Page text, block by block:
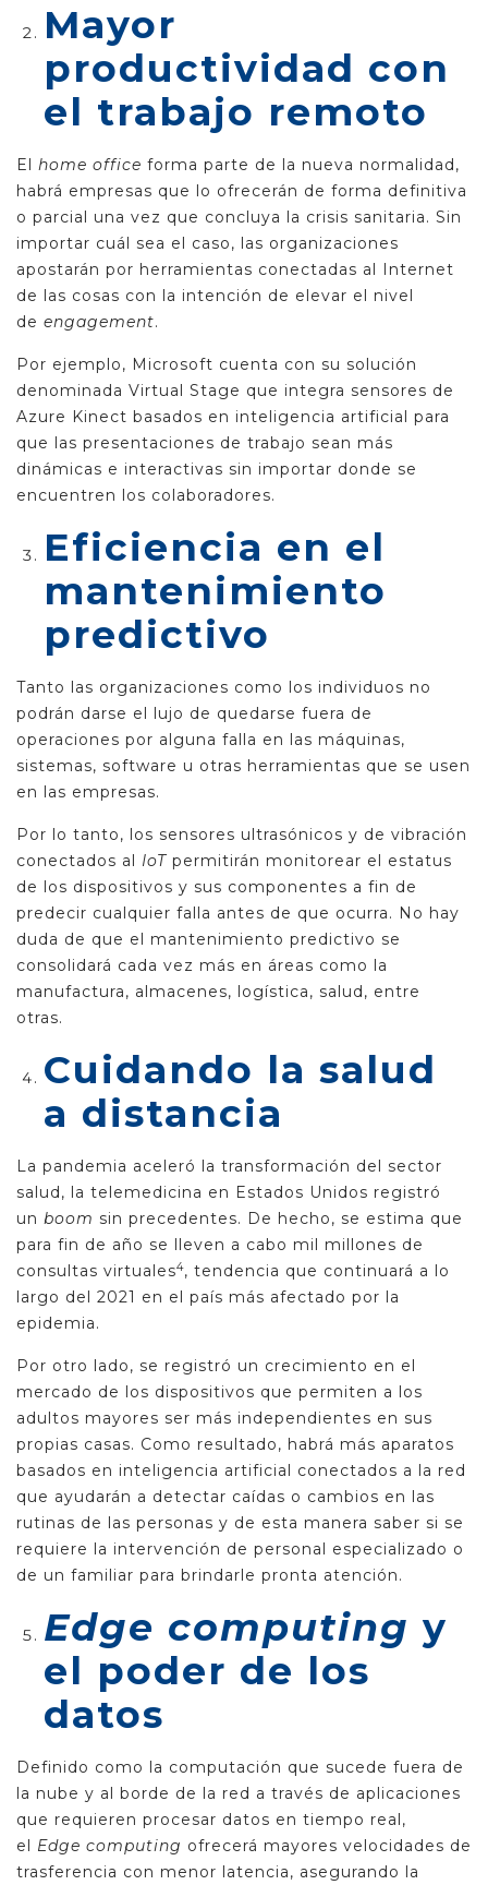
Mayor
productividad con
el trabajo remoto
El home office forma parte de la nueva normalidad,
habrá empresas que lo ofrecerán de forma definitiva
o parcial una vez que concluya la crisis sanitaria. Sin
importar cuál sea el caso, las organizaciones
apostarán por herramientas conectadas al Internet
de las cosas con la intención de elevar el nivel
de engagement.
Por ejemplo, Microsoft cuenta con su solución
denominada Virtual Stage que integra sensores de
Azure Kinect basados en inteligencia artificial para
que las presentaciones de trabajo sean más
dinámicas e interactivas sin importar donde se
encuentren los colaboradores.
Eficiencia en el
mantenimiento
predictivo
Tanto las organizaciones como los individuos no
podrán darse el lujo de quedarse fuera de
operaciones por alguna falla en las máquinas,
sistemas, software u otras herramientas que se usen
en las empresas.
Por lo tanto, los sensores ultrasónicos y de vibración
conectados al IoT permitirán monitorear el estatus
de los dispositivos y sus componentes a fin de
predecir cualquier falla antes de que ocurra. No hay
duda de que el mantenimiento predictivo se
consolidará cada vez más en áreas como la
manufactura, almacenes, logística, salud, entre
otras.
Cuidando la salud
a distancia
La pandemia aceleró la transformación del sector
salud, la telemedicina en Estados Unidos registró
un boom sin precedentes. De hecho, se estima que
para fin de año se lleven a cabo mil millones de
consultas virtuales4, tendencia que continuará a lo
largo del 2021 en el país más afectado por la
epidemia.
Por otro lado, se registró un crecimiento en el
mercado de los dispositivos que permiten a los
adultos mayores ser más independientes en sus
propias casas. Como resultado, habrá más aparatos
basados en inteligencia artificial conectados a la red
que ayudarán a detectar caídas o cambios en las
rutinas de las personas y de esta manera saber si se
requiere la intervención de personal especializado o
de un familiar para brindarle pronta atención.
Edge computing y
el poder de los
datos
Definido como la computación que sucede fuera de
la nube y al borde de la red a través de aplicaciones
que requieren procesar datos en tiempo real,
el Edge computing ofrecerá mayores velocidades de
trasferencia con menor latencia, asegurando la